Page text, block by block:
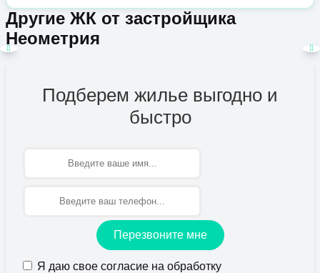
Другие ЖК от застройщика
Неометрия
Подберем жилье выгодно и
быстро
Перезвоните мне
Я даю свое согласие на обработку